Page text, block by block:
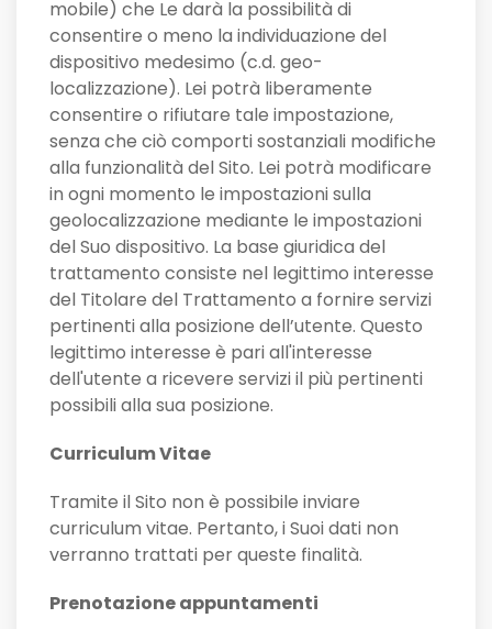
mobile) che Le darà la possibilità di
consentire o meno la individuazione del
dispositivo medesimo (c.d. geo-
localizzazione). Lei potrà liberamente
consentire o rifiutare tale impostazione,
senza che ciò comporti sostanziali modifiche
alla funzionalità del Sito. Lei potrà modificare
in ogni momento le impostazioni sulla
geolocalizzazione mediante le impostazioni
del Suo dispositivo. La base giuridica del
trattamento consiste nel legittimo interesse
del Titolare del Trattamento a fornire servizi
pertinenti alla posizione dell’utente. Questo
legittimo interesse è pari all'interesse
dell'utente a ricevere servizi il più pertinenti
possibili alla sua posizione.
Curriculum Vitae
Tramite il Sito non è possibile inviare
curriculum vitae. Pertanto, i Suoi dati non
verranno trattati per queste finalità.
Prenotazione appuntamenti